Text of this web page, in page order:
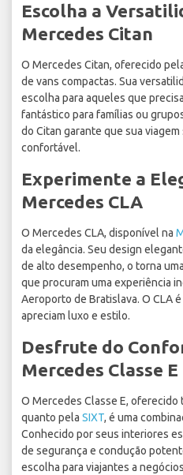
Escolha a
Mercedes Citan
O Mercedes Citan, oferecido
de vans compactas. Sua
escolha para aqueles que
fantástico para famílias ou
do Citan garante que sua
confortável.
Experimente a
Mercedes CLA
O Mercedes CLA, disponível na
da elegância. Seu design
de alto desempenho, o torna
que procuram uma experiência
Aeroporto de Bratislava. O CLA
apreciam luxo e estilo.
Desfrute do
Mercedes Classe E
O Mercedes Classe E, oferecido
quanto pela SIXT, é uma
Conhecido por seus interiores
de segurança e condução
escolha para viajantes a